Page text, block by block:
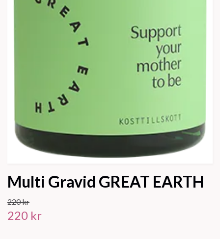
Multi Gravid GREAT EARTH
220 kr
220 kr